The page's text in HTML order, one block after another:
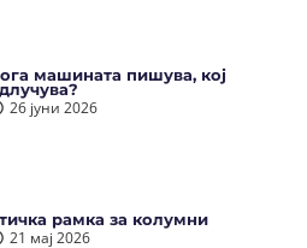
машината пишува, кој
26 јуни 2026
рамка за колумни
21 мај 2026